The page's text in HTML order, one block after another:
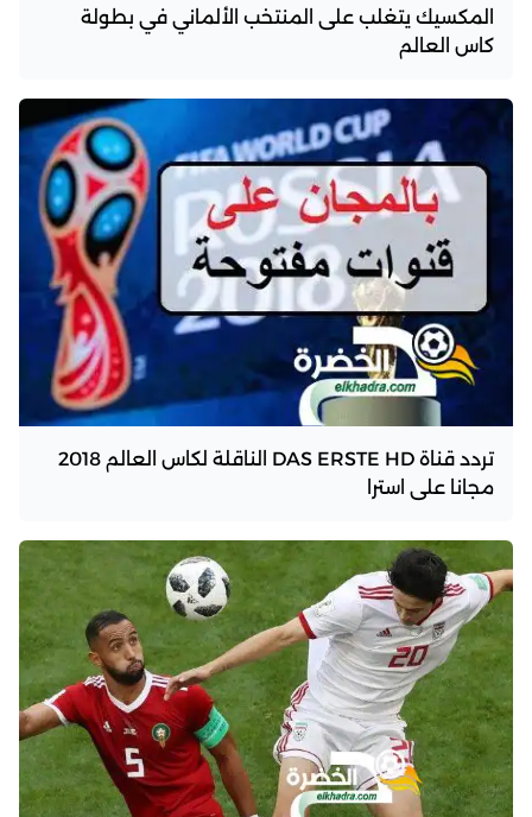
المكسيك يتغلب على المنتخب الألماني في بطولة
كاس العالم
تردد قناة DAS ERSTE HD الناقلة لكاس العالم 2018
مجانا على استرا